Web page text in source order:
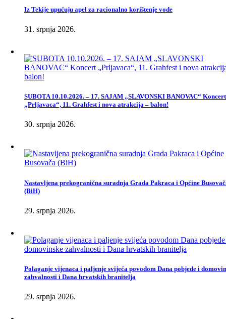
Iz Tekije upućuju apel za racionalno korištenje vode
31. srpnja 2026.
SUBOTA 10.10.2026. – 17. SAJAM „SLAVONSKI BANOVAC“ Koncert
„Prljavaca“, 11. Grahfest i nova atrakcija – balon!
30. srpnja 2026.
Nastavljena prekogranična suradnja Grada Pakraca i Općine
(BiH)
29. srpnja 2026.
Polaganje vijenaca i paljenje svijeća povodom Dana pobjede i
zahvalnosti i Dana hrvatskih branitelja
29. srpnja 2026.